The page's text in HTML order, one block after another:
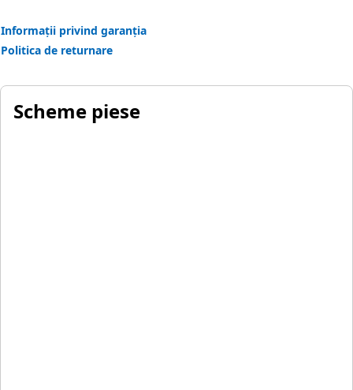
Informații privind garanția
Politica de returnare
Scheme piese